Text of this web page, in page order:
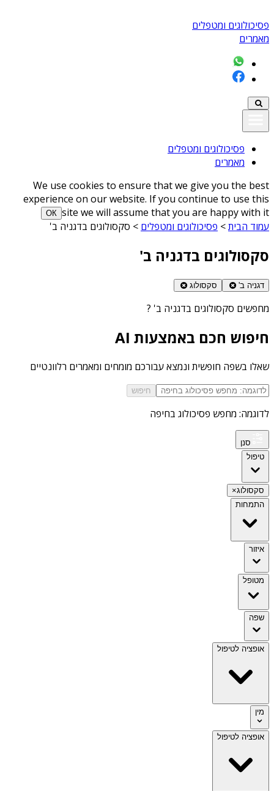
פסיכולוגים ומטפלים
מאמרים
פסיכולוגים ומטפלים
מאמרים
We use cookies to ensure that we give you the best
experience on our website. If you continue to use this
site we will assume that you are happy with it
ОК
עמוד הבית> פסיכולוגים ומטפלים > סקסולוגים בדגניה ב'
סקסולוגים בדגניה ב'
דגניה ב' סקסולוג
מחפשים סקסולוגים בדגניה ב' ?
חיפוש חכם באמצעות AI
שאלו בשפה חופשית ונמצא עבורכם מומחים ומאמרים רלוונטיים
חיפוש
לדוגמה: מחפש פסיכולוג בחיפה
סנן
טיפול
סקסולוג×
התמחות
איזור
מטופל
שפה
אופציה לטיפול
מין
אופציה לטיפול